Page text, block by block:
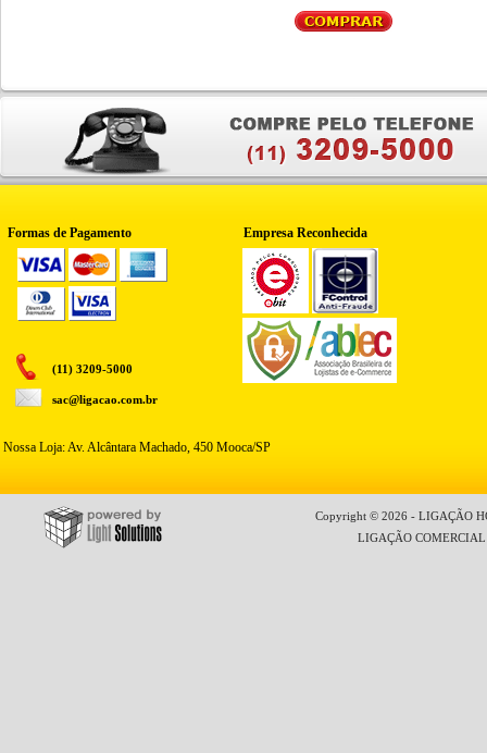
Formas de Pagamento Empresa Reconhecida
(11) 3209-5000
sac@ligacao.com.br
Nossa Loja: Av. Alcântara Machado, 450 Mooca/SP
Copyright © 2026 - LIGAÇÃO
LIGAÇÃO